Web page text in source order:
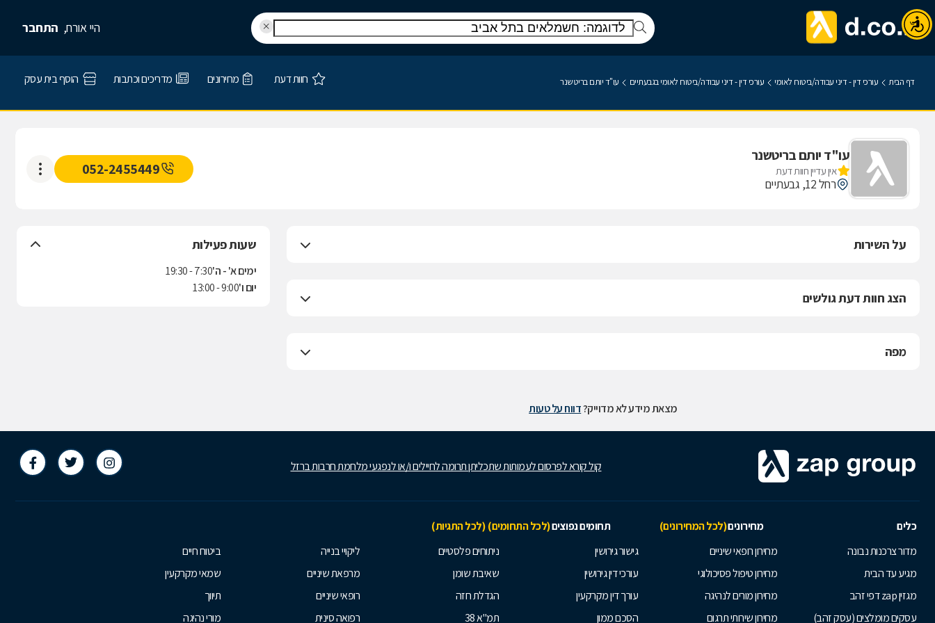
היי אורח, התחבר
דף הבית עורכי דין - דיני עבודה/ביטוח לאומי עורכי דין - דיני עבודה/ביטוח לאומי בגבעתיים עו"ד יותם בריטשנר חוות דעת מחירונים מדריכים וכתבות הוסף בית עסק
עו"ד יותם בריטשנר
אין עדיין חוות דעת
רחל 12, גבעתיים
052-2455449
על השירות
הצג חוות דעת גולשים
מפה
שעות פעילות
ימים א' - ה'7:30 - 19:30
יום ו'9:00 - 13:00
מצאת מידע לא מדוייק?דווח על טעות
קול קורא לפרסום לעמותות שתכליתן תרומה לחיילים ו/או לנפגעי מלחמת חרבות ברזל
כלים מחירונים(לכל המחירונים) תחומים נפוצים(לכל התחומים) (לכל התגיות)
מדור צרכנות נבונה
מגיע עד הבית
מגזין zap דפי זהב
עסקים מומלצים (עסק זהב)
מחירון רופאי שיניים
מחירון טיפול פסיכולוגי
מחירון מורים לנהיגה
מחירון שירותי תרגום
גישור גירושין
עורכי דין גירושין
עורך דין מקרקעין
הסכם ממון
ניתוחים פלסטיים
שאיבת שומן
הגדלת חזה
תמ"א 38
ליקויי בנייה
מרפאת שיניים
רופאי שיניים
רפואה סינית
ביטוח חיים
שמאי מקרקעין
תיווך
מורי נהיגה